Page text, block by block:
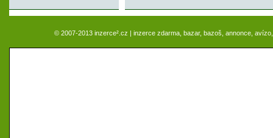
© 2007-2013 inzerce².cz | inzerce zdarma, bazar, bazoš, annonce,